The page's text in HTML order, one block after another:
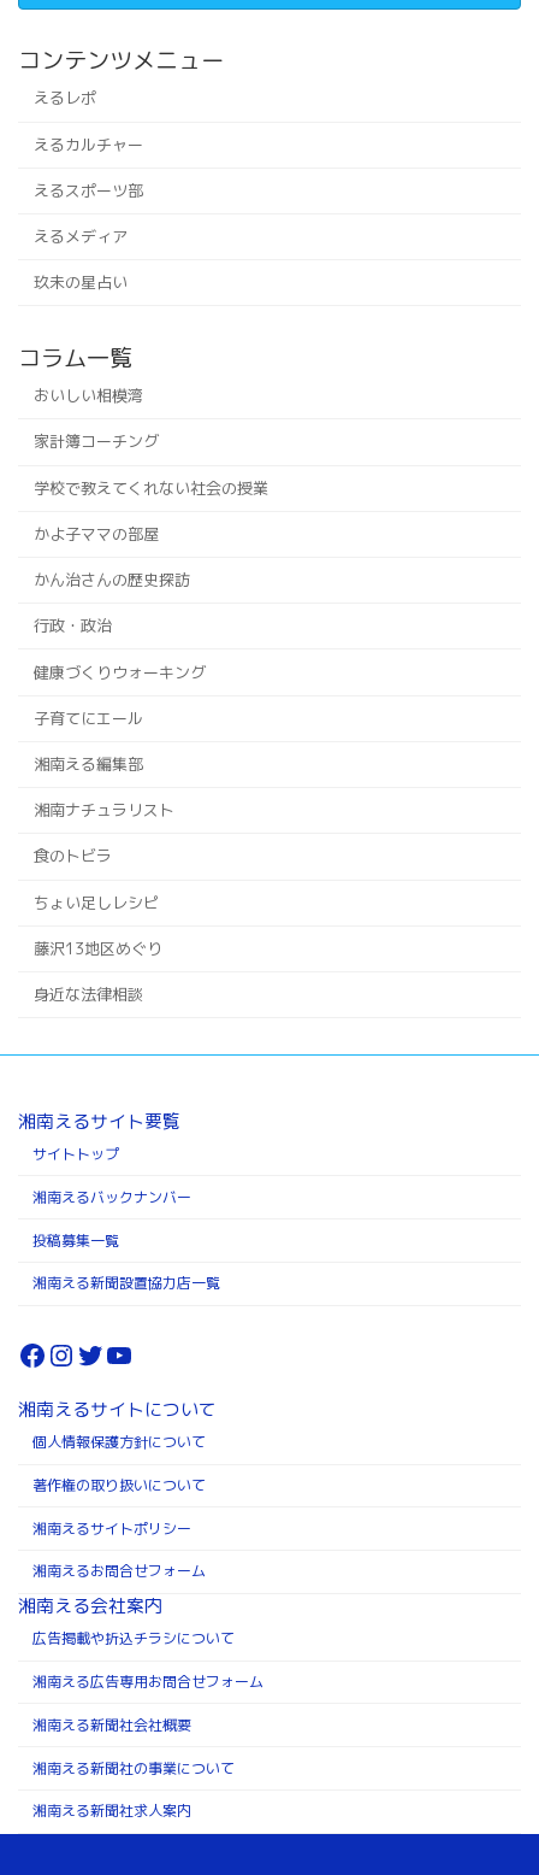
コンテンツメニュー
えるレポ
えるカルチャー
えるスポーツ部
えるメディア
玖未の星占い
コラム一覧
おいしい相模湾
家計簿コーチング
学校で教えてくれない社会の授業
かよ子ママの部屋
かん治さんの歴史探訪
行政・政治
健康づくりウォーキング
子育てにエール
湘南える編集部
湘南ナチュラリスト
食のトビラ
ちょい足しレシピ
藤沢13地区めぐり
身近な法律相談
湘南えるサイト要覧
サイトトップ
湘南えるバックナンバー
投稿募集一覧
湘南える新聞設置協力店一覧
Facebook
Instagram
Twitter
YouTube
湘南えるサイトについて
個人情報保護方針について
著作権の取り扱いについて
湘南えるサイトポリシー
湘南えるお問合せフォーム
湘南える会社案内
広告掲載や折込チラシについて
湘南える広告専用お問合せフォーム
湘南える新聞社会社概要
湘南える新聞社の事業について
湘南える新聞社求人案内